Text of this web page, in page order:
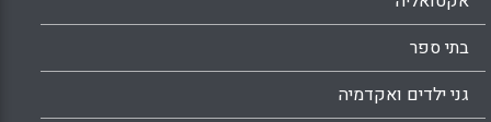
בתי ספר
גני ילדים ואקדמיה